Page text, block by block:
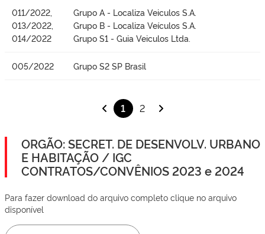
011/2022,
013/2022,
014/2022
Grupo A - Localiza Veiculos S.A.
Grupo B - Localiza Veículos S.A.
Grupo S1 - Guia Veiculos Ltda.
005/2022 Grupo S2 SP Brasil
1 2
ORGÃO: SECRET. DE DESENVOLV. URBANO
E HABITAÇÃO / IGC
CONTRATOS/CONVÊNIOS 2023 e 2024
Para fazer download do arquivo completo clique no arquivo
disponível